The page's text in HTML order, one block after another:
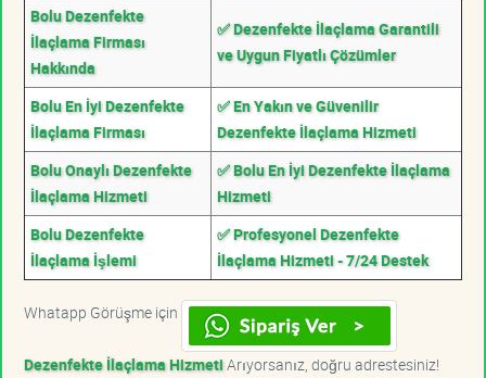
Bolu Dezenfekte
İlaçlama Firması
Hakkında
✅ Dezenfekte İlaçlama Garantili
ve Uygun Fiyatlı Çözümler
Bolu En İyi Dezenfekte
İlaçlama Firması
✅ En Yakın ve Güvenilir
Dezenfekte İlaçlama Hizmeti
Bolu Onaylı Dezenfekte
İlaçlama Hizmeti
✅ Bolu En İyi Dezenfekte İlaçlama
Hizmeti
Bolu Dezenfekte
İlaçlama İşlemi
✅ Profesyonel Dezenfekte
İlaçlama Hizmeti - 7/24 Destek
Whatapp Görüşme için
Dezenfekte İlaçlama HizmetiArıyorsanız, doğru adrestesiniz!